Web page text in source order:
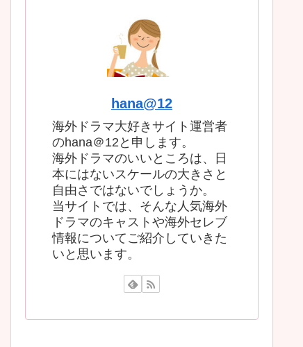
hana@12
海外ドラマ大好きサイト運営者
のhana＠12と申します。
海外ドラマのいいところは、日
本にはないスケールの大きさと
自由さではないでしょうか。
当サイトでは、そんな人気海外
ドラマのキャストや海外セレブ
情報についてご紹介していきた
いと思います。